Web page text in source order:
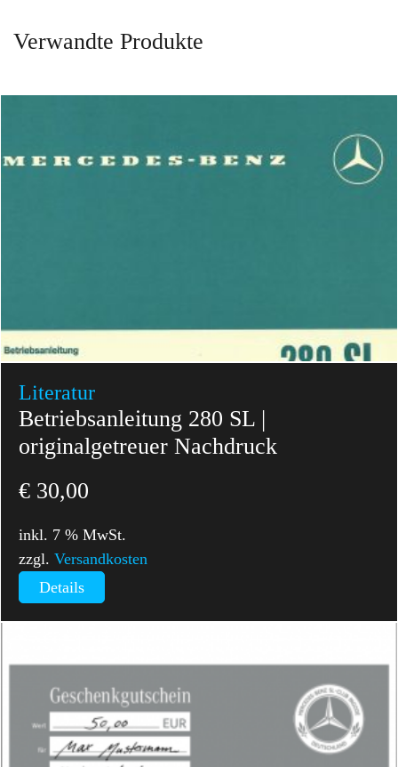
Verwandte Produkte
Literatur
Betriebsanleitung 280 SL |
originalgetreuer Nachdruck
€ 30,00
inkl. 7 % MwSt.
zzgl.Versandkosten
Details